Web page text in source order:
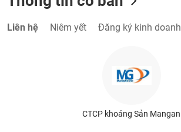
Liên hệ Niêm yết Đăng ký kinh doanh
CTCP khoáng Sản Mangan